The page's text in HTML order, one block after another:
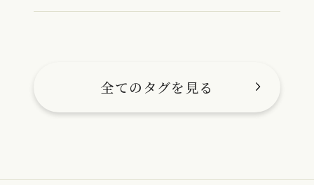
全てのタグを見る